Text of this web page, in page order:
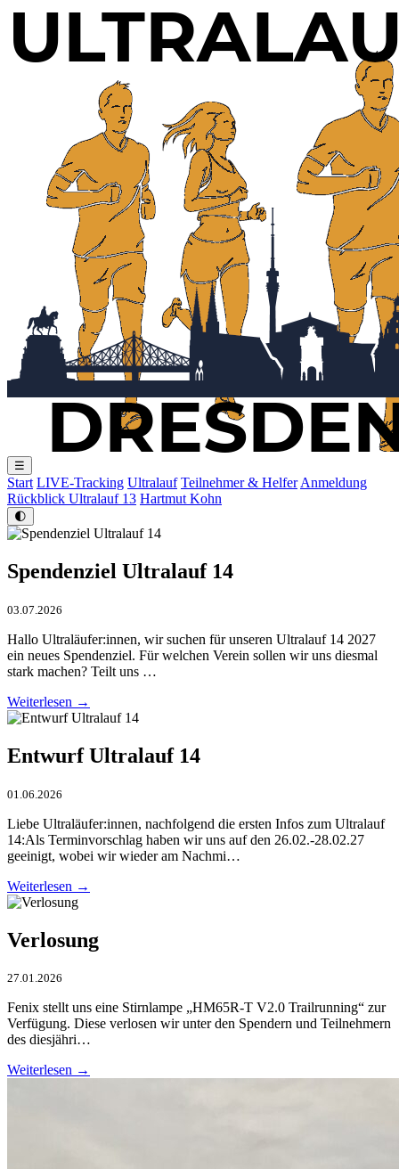
☰
Start LIVE-Tracking Ultralauf Teilnehmer & Helfer Anmeldung
Rückblick Ultralauf 13 Hartmut Kohn
🌓
Spendenziel Ultralauf 14
03.07.2026
Hallo Ultraläufer:innen, wir suchen für unseren Ultralauf 14 2027
ein neues Spendenziel. Für welchen Verein sollen wir uns diesmal
stark machen? Teilt uns …
Weiterlesen →
Entwurf Ultralauf 14
01.06.2026
Liebe Ultraläufer:innen, nachfolgend die ersten Infos zum Ultralauf
14:Als Terminvorschlag haben wir uns auf den 26.02.-28.02.27
geeinigt, wobei wir wieder am Nachmi…
Weiterlesen →
Verlosung
27.01.2026
Fenix stellt uns eine Stirnlampe „HM65R-T V2.0 Trailrunning“ zur
Verfügung. Diese verlosen wir unter den Spendern und Teilnehmern
des diesjähri…
Weiterlesen →